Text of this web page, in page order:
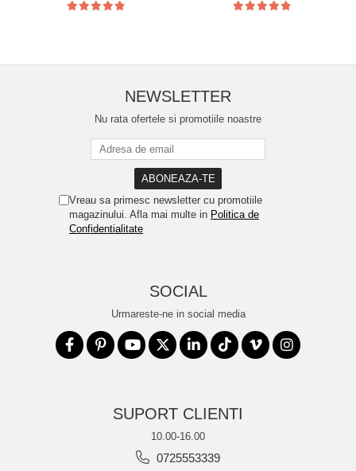
NEWSLETTER
Nu rata ofertele si promotiile noastre
Vreau sa primesc newsletter cu promotiile
magazinului. Afla mai multe in Politica de
Confidentialitate
SOCIAL
Urmareste-ne in social media
SUPORT CLIENTI
10.00-16.00
0725553339